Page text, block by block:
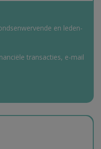
en leden-
transacties, e-mail